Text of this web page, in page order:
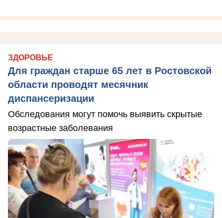
ЗДОРОВЬЕ
Для граждан старше 65 лет в Ростовской
области проводят месячник
диспансеризации
Обследования могут помочь выявить скрытые
возрастные заболевания